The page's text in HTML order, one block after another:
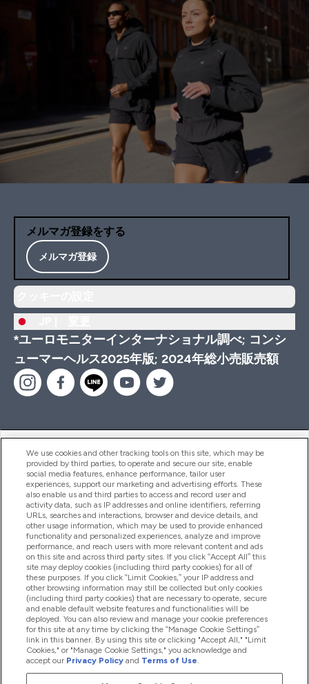
メルマガ登録をする
メルマガ登録
*ユーロモニターインターナショナル調べ; コンシ
ューマーヘルス2025年版; 2024年総小売販売額
ヘルプ＆ガイド
商品について
会社概要
特典＆ポイント
2026 The Hut.com Ltd
We use cookies and other tracking tools on this site, which may be
provided by third parties, to operate and secure our site, enable
social media features, enhance performance, tailor user
experiences, support our marketing and advertising efforts. These
also enable us and third parties to access and record user and
activity data, such as IP addresses and online identifiers, referring
URLs, searches and interactions, browser and device details, and
other usage information, which may be used to provide enhanced
functionality and personalized experiences, analyze and improve
performance, and reach users with more relevant content and ads
on this site and across third party sites. If you click “Accept All” this
site may deploy cookies (including third party cookies) for all of
these purposes. If you click “Limit Cookies,” your IP address and
other browsing information may still be collected but only cookies
(including third party cookies) that are necessary to operate, secure
and enable default website features and functionalities will be
deployed. You can also review and manage your cookie preferences
for this site at any time by clicking the “Manage Cookie Settings”
link in this banner. By using this site or clicking "Accept All," "Limit
Cookies," or "Manage Cookie Settings," you acknowledge and
accept our Privacy Policy and Terms of Use.